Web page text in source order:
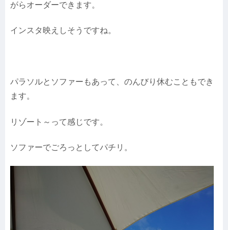
がらオーダーできます。
インスタ映えしそうですね。
パラソルとソファーもあって、のんびり休むこともでき
ます。
リゾート～って感じです。
ソファーでごろっとしてパチリ。